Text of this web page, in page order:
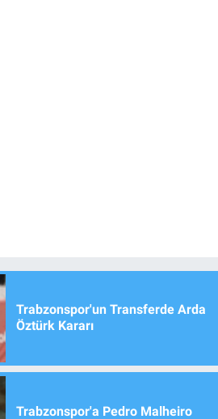
Trabzonspor'un Transferde Arda
Öztürk Kararı
Trabzonspor'a Pedro Malheiro